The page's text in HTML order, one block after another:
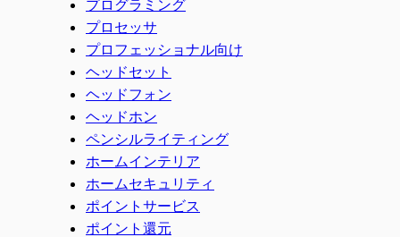
プログラミング
プロセッサ
プロフェッショナル向け
ヘッドセット
ヘッドフォン
ヘッドホン
ペンシルライティング
ホームインテリア
ホームセキュリティ
ポイントサービス
ポイント還元